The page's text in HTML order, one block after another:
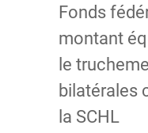
Fonds
montant
le
bilatérales
la SCHL